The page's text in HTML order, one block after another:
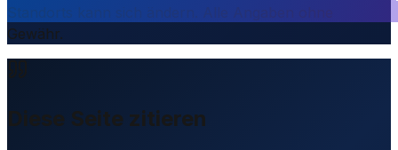
Gewähr.
Diese Seite zitieren